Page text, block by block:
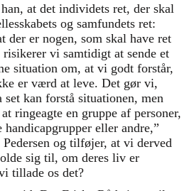
at det individets ret, der skal
og samfundets ret:
der er nogen, som skal have ret
vi samtidigt at sende et
situation om, at vi godt forstår,
er værd at leve. Det gør vi,
kan forstå situationen, men
ringeagte en gruppe af personer,
handicapgrupper eller andre,”
og tilføjer, at vi derved
sig til, om deres liv er
tillade os det?